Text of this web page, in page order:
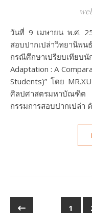
วันที่ 9 เมษายน พ.ศ. 2568 ภาควิชาศาสนาและปรัชญา ได้จัด
สอบปากเปล่าวิทยานิพ
กรณีศึกษาเปรียบเทียบ
Adaptation : A
Students)” โดย
ศิลปศาสตรมหาบัณ
กรรมการสอบปากเปล่า
1